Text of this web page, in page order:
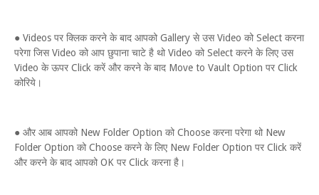
● Videos पर क्लिक करने के बाद आपको Gallery से उस Video को Select करना
परेगा जिस Video को आप छुपाना चाटे है थो Video को Select करने के लिए उस
Video के ऊपर Click करें और करने के बाद Move to Vault Option पर Click
कोरिये।
● और आब आपको New Folder Option को Choose करना परेगा थो New
Folder Option को Choose करने के लिए New Folder Option पर Click करें
और करने के बाद आपको OK पर Click करना है।